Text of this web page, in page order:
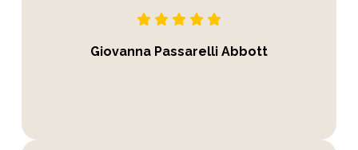
Giovanna Passarelli Abbott